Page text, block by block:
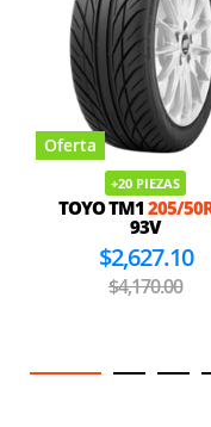
Oferta
+20 PIEZAS
TOYO TM1 205/
93V
$2,627.10
$4,170.00